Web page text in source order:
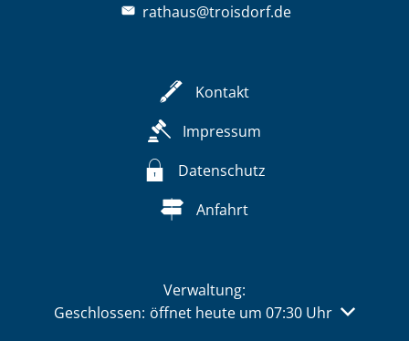
rathaus@troisdorf.de
Kontakt
Impressum
Datenschutz
Anfahrt
Verwaltung:
Klicken, um weitere Öffnungs- oder Schließzeiten
Geschlossen: öffnet heute um 07:30 Uhr